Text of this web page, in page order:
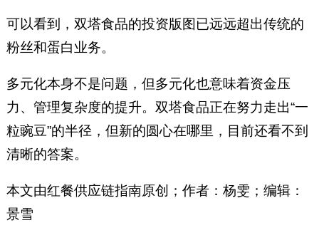
可以看到，双塔食品的投资版图已远远超出传统的
粉丝和蛋白业务。
多元化本身不是问题，但多元化也意味着资金压
力、管理复杂度的提升。双塔食品正在努力走出“一
粒豌豆”的半径，但新的圆心在哪里，目前还看不到
清晰的答案。
本文由红餐供应链指南原创；作者：杨雯；编辑：
景雪